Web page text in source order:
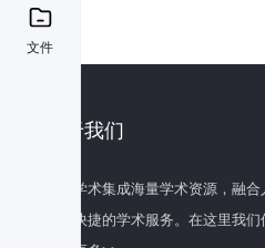
文件
关于我们
百度学术集成海量学术资源，融
全面快捷的学术服务。在这里我